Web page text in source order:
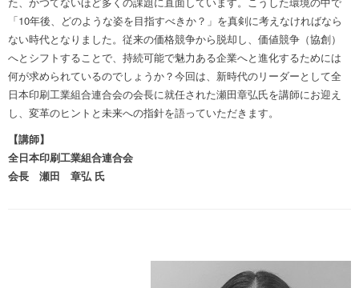
「10年後、どのような姿を目指すべきか？」を真剣に考えなければなら
ない時代となりました。従来の価格競争から脱却し、価値競争（協創）
へとシフトすることで、持続可能で魅力ある企業へと進化するためには
何が求められているのでしょうか？今回は、新時代のリーダーとして全
日本印刷工業組合連合会の会長に就任された瀬田章弘氏を講師にお迎え
し、変革のヒントと未来への指針を語っていただきます。
【講師】
全日本印刷工業組合連合会
会長 瀬田 章弘 氏